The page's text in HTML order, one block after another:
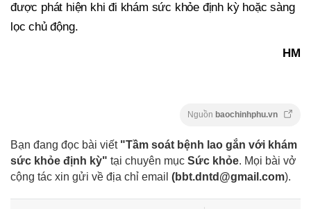
được phát hiện khi đi khám sức khỏe định kỳ hoặc sàng
lọc chủ động.
HM
Nguồn baochinhphu.vn
Bạn đang đọc bài viết "Tầm soát bệnh lao gắn với khám
sức khỏe định kỳ" tại chuyên mục Sức khỏe. Mọi bài vở
cộng tác xin gửi về địa chỉ email (bbt.dntd@gmail.com).